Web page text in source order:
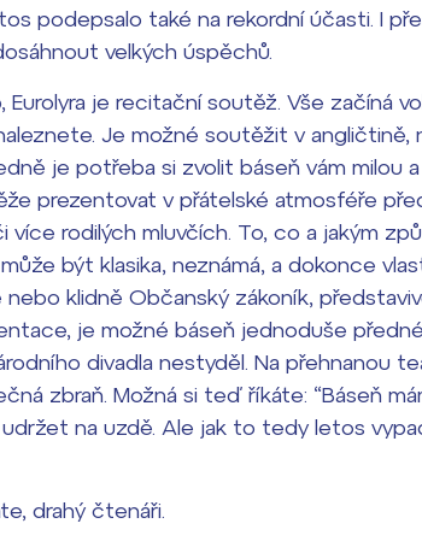
podepsalo také na rekordní účasti. I
velkých úspěchů.
Eurolyra je recitační soutěž. Vše začíná
Je možné soutěžit v angličtině,
je potřeba si zvolit báseň vám milou
prezentovat v přátelské atmosféře
více rodilých mluvčích. To, co a jakým
být klasika, neznámá, a dokonce
klidně Občanský zákoník,
je možné báseň jednoduše
divadla nestyděl. Na přehnanou
zbraň. Možná si teď říkáte: “Báseň
na uzdě. Ale jak to tedy letos
drahý čtenáři.